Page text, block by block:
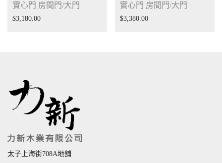
實心門 房間門/大門
$3,180.00
實心門 房間門/大門
$3,380.00
太子上海街708A地舖